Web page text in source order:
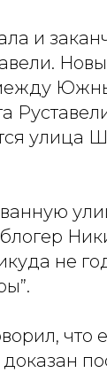
и
между
улица
не
что